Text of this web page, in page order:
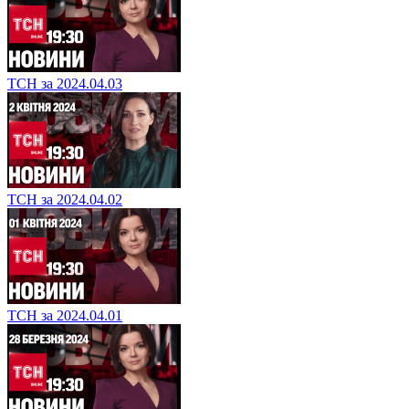
ТСН за 2024.04.03
ТСН за 2024.04.02
ТСН за 2024.04.01